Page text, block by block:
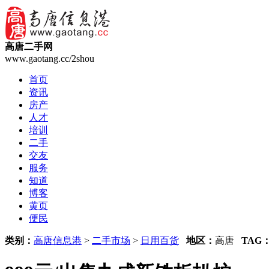
高唐二手网
www.gaotang.cc/2shou
首页
资讯
房产
人才
培训
二手
交友
服务
知道
博客
黄页
便民
类别： 高唐信息港 > 二手市场 > 日用百货 地区： 高唐 TAG